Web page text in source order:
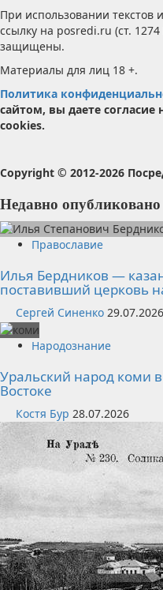
При использовании
ссылку на posredi.ru (ст.
защищены.
Материалы для лиц 18 +.
Политика
сайтом, вы даете
cookies.
Copyright © 2012-2026
Недавно опубликовано
Православие
Илья Бердников —
поставивший церковь
Сергей Синенко 29.07.2026
Народознание
Уральский народ коми
Востоке
Костя Бур 28.07.2026